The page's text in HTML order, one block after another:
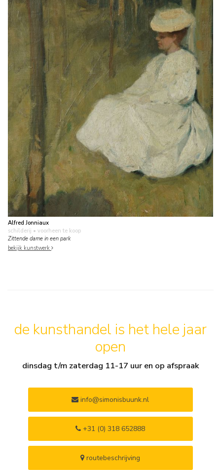
Alfred Jonniaux
schilderij • voorheen te koop
Zittende dame in een park
bekijk kunstwerk
de kunsthandel is het hele jaar
open
dinsdag t/m zaterdag 11-17 uur en op afspraak
info@simonisbuunk.nl
+31 (0) 318 652888
routebeschrijving